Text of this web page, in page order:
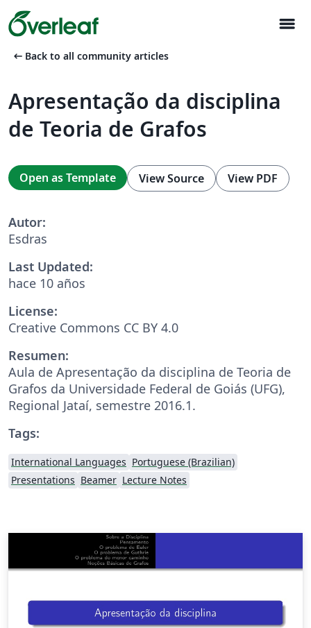
menu
arrow_left_alt Back to all community articles
Apresentação da disciplina
de Teoria de Grafos
Open as Template View Source View PDF
Autor:
Esdras
Last Updated:
hace 10 años
License:
Creative Commons CC BY 4.0
Resumen:
Aula de Apresentação da disciplina de Teoria de
Grafos da Universidade Federal de Goiás (UFG),
Regional Jataí, semestre 2016.1.
Tags:
International Languages Portuguese (Brazilian)
Presentations Beamer Lecture Notes